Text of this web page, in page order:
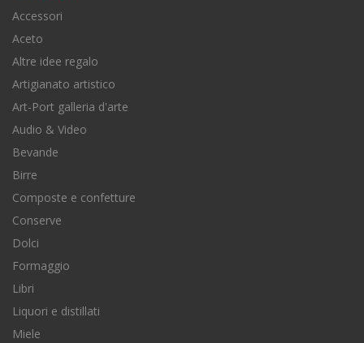
Accessori
Aceto
Altre idee regalo
Artigianato artistico
Art-Port galleria d'arte
Audio & Video
Bevande
Birre
Composte e confetture
Conserve
Dolci
Formaggio
Libri
Liquori e distillati
Miele